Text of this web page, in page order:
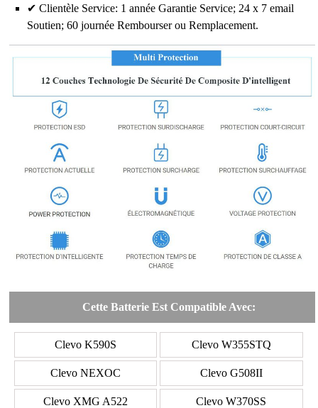
✔ Clientèle Service: 1 année Garantie Service; 24 x 7 email
Soutien; 60 journée Rembourser ou Remplacement.
Cette Batterie Est Compatible Avec:
Clevo K590S Clevo W355STQ
Clevo NEXOC Clevo G508II
Clevo XMG A522 Clevo W370SS